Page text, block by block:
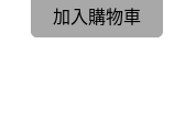
加入購物車